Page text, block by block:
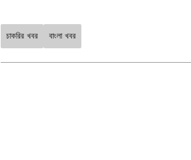
Career News (কেরিয়ারের
চাকরির খবর বাংলা খবর